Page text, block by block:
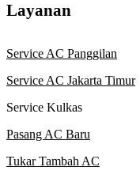
Layanan
Service AC Panggilan
Service AC Jakarta Timur
Service Kulkas
Pasang AC Baru
Tukar Tambah AC